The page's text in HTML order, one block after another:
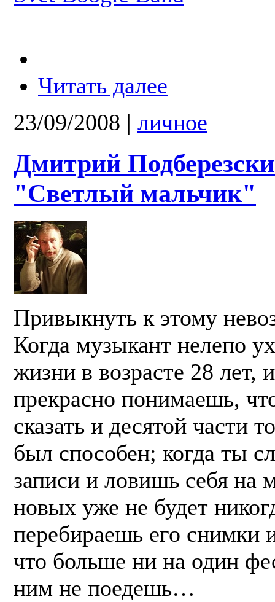
Читать далее
23/09/2008 | личное
Дмитрий
"Светлый мальчик"
Привыкнуть к этому
Когда музыкант нелепо
жизни в возрасте 28 лет,
прекрасно понимаешь,
сказать и десятой части
был способен; когда ты
записи и ловишь себя на
новых уже не будет
перебираешь его снимки
что больше ни на один
ним не поедешь…